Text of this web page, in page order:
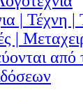
| Τέχνη |
|